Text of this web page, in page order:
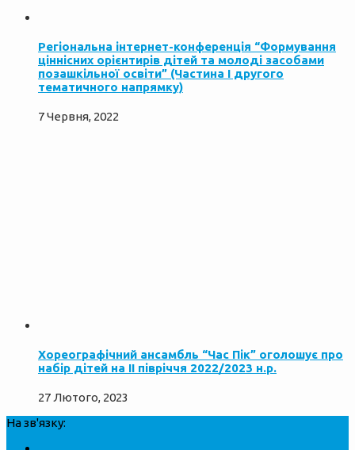
Регіональна інтернет-конференція “Формування
ціннісних орієнтирів дітей та молоді засобами
позашкільної освіти” (Частина І другого
тематичного напрямку)
7 Червня, 2022
Хореографічний ансамбль “Час Пік” оголошує про
набір дітей на ІІ півріччя 2022/2023 н.р.
27 Лютого, 2023
На зв'язку: